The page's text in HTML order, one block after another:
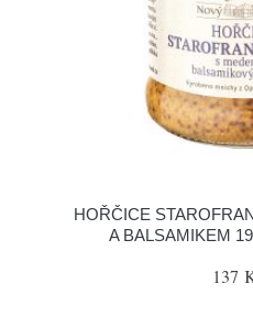
HOŘČICE
A BALSAMIKEM
137